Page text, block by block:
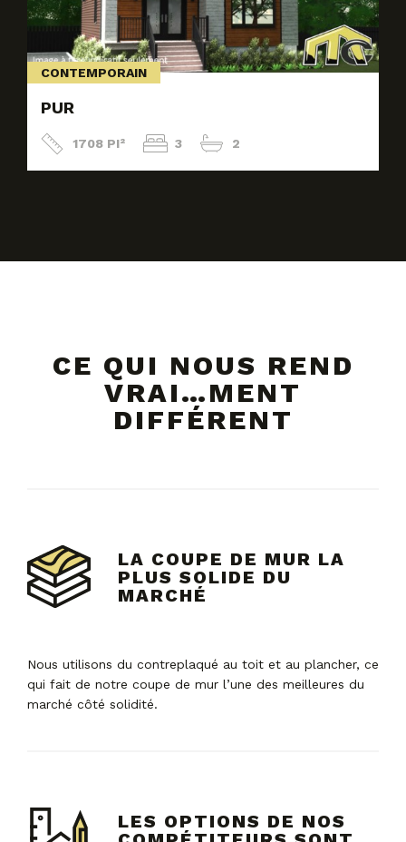
CONTEMPORAIN
PUR
1708 PI² 3 2
CE QUI NOUS REND
VRAI…MENT
DIFFÉRENT
LA COUPE DE MUR LA
PLUS SOLIDE DU
MARCHÉ
Nous utilisons du contreplaqué au toit et au plancher, ce
qui fait de notre coupe de mur l’une des meilleures du
marché côté solidité.
LES OPTIONS DE NOS